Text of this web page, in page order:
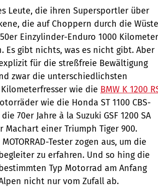
Leute, die ihren Supersportler über
die auf Choppern durch die Wüste
Einzylinder-Enduro 1000 Kilometer
gibt nichts, was es nicht gibt. Aber
für die streßfreie Bewältigung
zwar die unterschiedlichsten
wie die BMW K 1200
wie die Honda ST 1100 CBS-
70er Jahre à la Suzuki GSF 1200 SA
einer Triumph Tiger 900.
Tester zogen aus, um die
zu erfahren. Und so hing die
Typ Motorrad am Anfang
nicht nur vom Zufall ab.